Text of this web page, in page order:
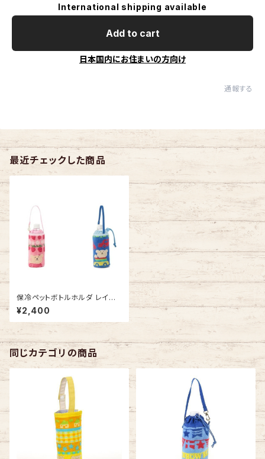
International shipping available
Add to cart
日本国内にお住まいの方向け
通報する
最近チェックした商品
保冷ペットボトルホルダ レイン
ボーベア わくわく ペットボトル
ケース 今治タオルの日本製
¥2,400
同じカテゴリの商品